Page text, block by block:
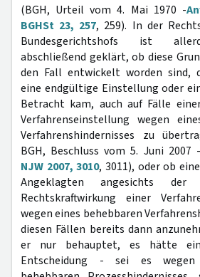
(BGH, Urteil vom 4. Mai 1970 -
BGHSt 23, 257, 259). In der
Bundesgerichtshofs ist
abschließend geklärt, ob diese
den Fall entwickelt worden sind,
eine endgültige Einstellung oder
Betracht kam, auch auf Fälle
Verfahrenseinstellung wegen
Verfahrenshindernisses zu
BGH, Beschluss vom 5. Juni 2007 -
NJW 2007, 3010, 3011), oder ob
Angeklagten angesichts der
Rechtskraftwirkung einer
wegen eines behebbaren
diesen Fällen bereits dann
er nur behauptet, es hätte
Entscheidung - sei es